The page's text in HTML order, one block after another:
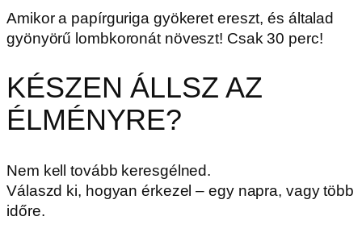
Amikor a papírguriga gyökeret ereszt, és általad
gyönyörű lombkoronát növeszt! Csak 30 perc!
KÉSZEN ÁLLSZ AZ
ÉLMÉNYRE?
Nem kell tovább keresgélned.
Válaszd ki, hogyan érkezel – egy napra, vagy több
időre.